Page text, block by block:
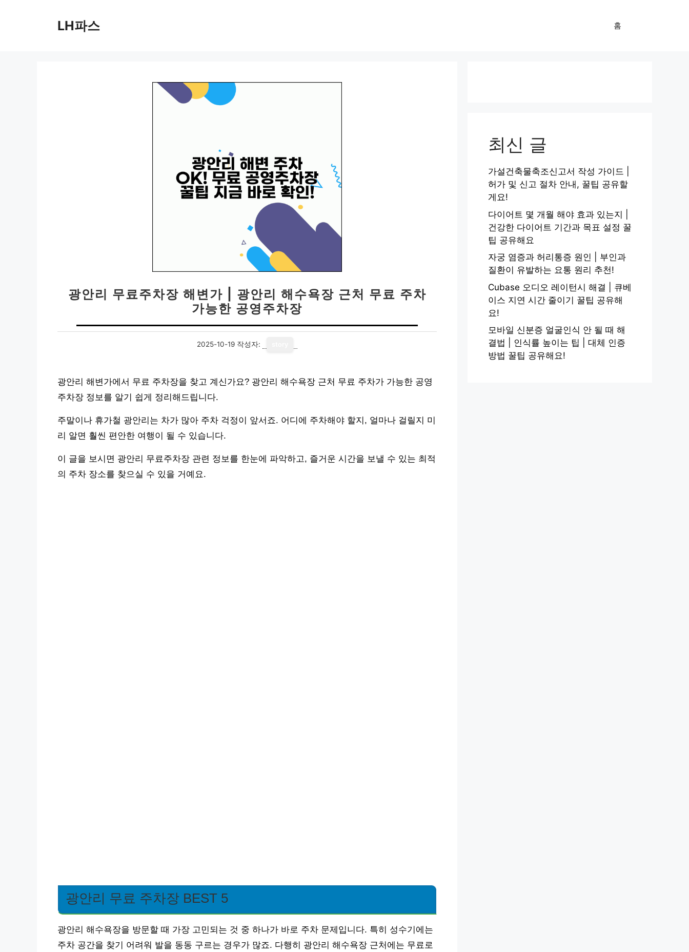
LH파스 홈
광안리 무료주차장 해변가 | 광안리 해수욕장 근처 무료 주차
가능한 공영주차장
2025-10-19 작성자:
광안리 해변가에서 무료 주차장을 찾고 계신가요? 광안리 해수욕장 근처 무료 주차가 가능한 공영
주차장 정보를 알기 쉽게 정리해드립니다.
주말이나 휴가철 광안리는 차가 많아 주차 걱정이 앞서죠. 어디에 주차해야 할지, 얼마나 걸릴지 미
리 알면 훨씬 편안한 여행이 될 수 있습니다.
이 글을 보시면 광안리 무료주차장 관련 정보를 한눈에 파악하고, 즐거운 시간을 보낼 수 있는 최적
의 주차 장소를 찾으실 수 있을 거예요.
광안리 무료 주차장 BEST 5
광안리 해수욕장을 방문할 때 가장 고민되는 것 중 하나가 바로 주차 문제입니다. 특히 성수기에는
주차 공간을 찾기 어려워 발을 동동 구르는 경우가 많죠. 다행히 광안리 해수욕장 근처에는 무료로
최신 글
가설건축물축조신고서 작성 가이드 |
허가 및 신고 절차 안내, 꿀팁 공유할
게요!
다이어트 몇 개월 해야 효과 있는지 |
건강한 다이어트 기간과 목표 설정 꿀
팁 공유해요
자궁 염증과 허리통증 원인 | 부인과
질환이 유발하는 요통 원리 추천!
Cubase 오디오 레이턴시 해결 | 큐베
이스 지연 시간 줄이기 꿀팁 공유해
요!
모바일 신분증 얼굴인식 안 될 때 해
결법 | 인식률 높이는 팁 | 대체 인증
방법 꿀팁 공유해요!